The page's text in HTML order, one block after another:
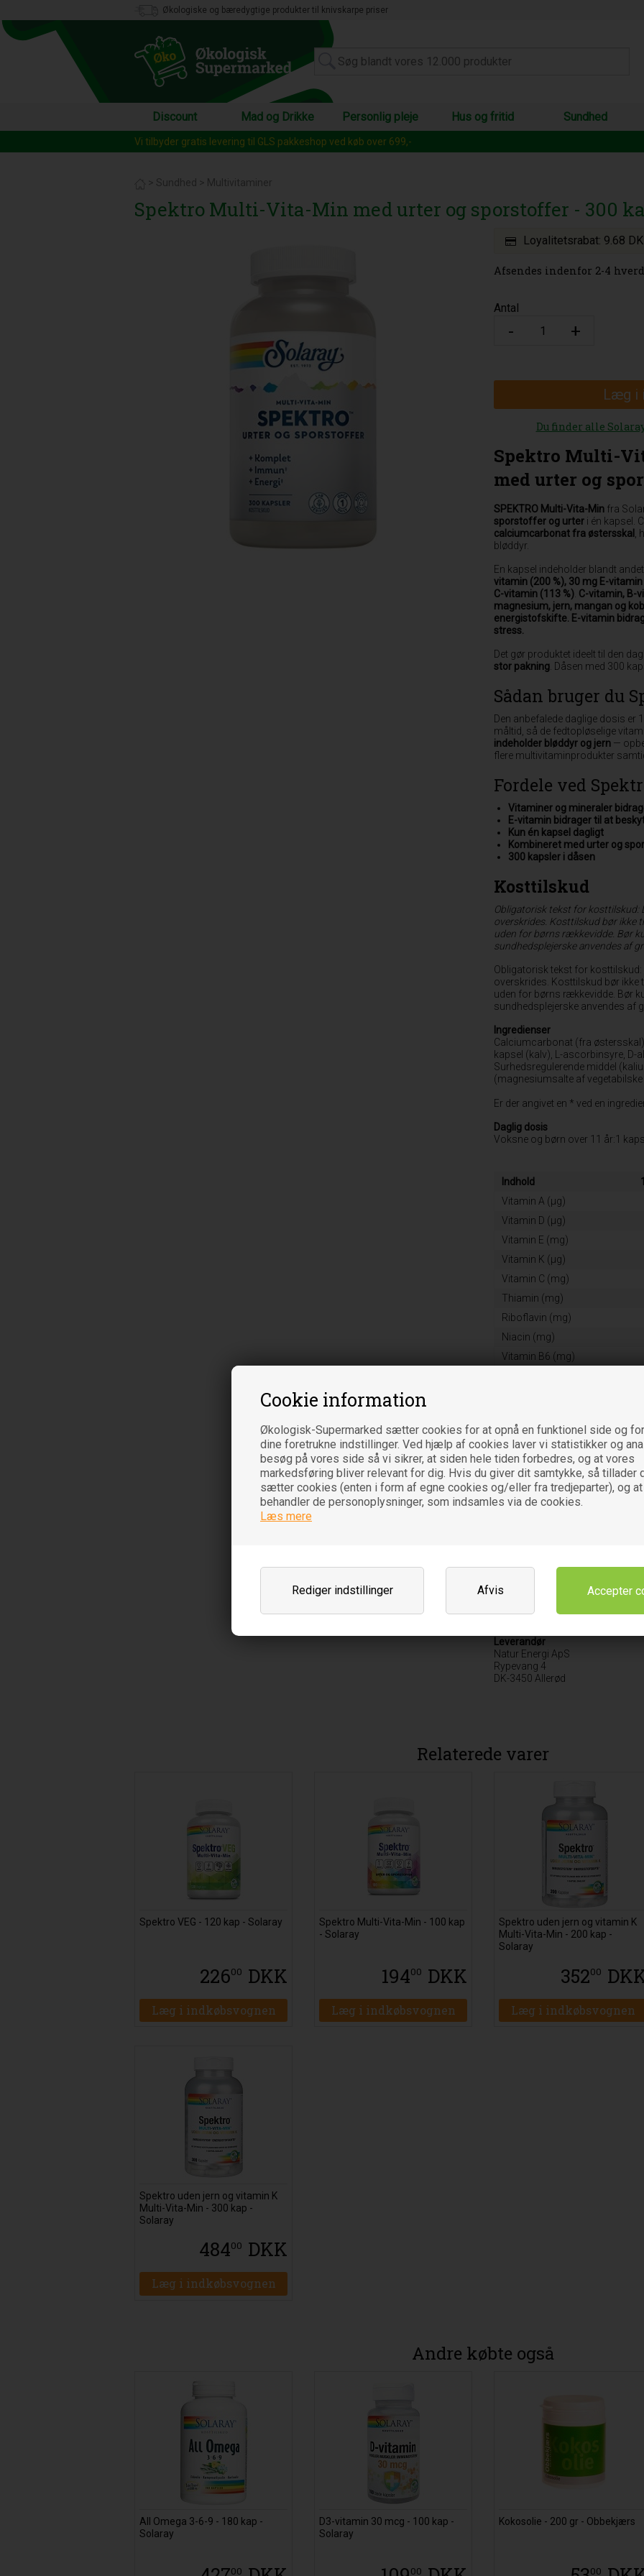
Cookie information
Økologisk-Supermarked sætter cookies for at opnå en funktionel side og
dine foretrukne indstillinger. Ved hjælp af cookies laver vi statistikker og
besøg på vores side så vi sikrer, at siden hele tiden forbedres, og at vores
markedsføring bliver relevant for dig. Hvis du giver dit samtykke, så tillader
sætter cookies (enten i form af egne cookies og/eller fra tredjeparter), og
behandler de personoplysninger, som indsamles via de cookies.
Læs mere
Rediger indstillinger Afvis
Økologiske og bæredygtige produkter til knivskarpe priser
Discount Mad og Drikke Personlig pleje Hus og fritid Sundhed
Vi tilbyder gratis levering til GLS pakkeshop ved køb over 699,-
> Sundhed > Multivitaminer
Spektro Multi-Vita-Min med urter og sporstoffer - 300
Loyalitetsrabat: 9.68
Afsendes indenfor 2-4
Antal
Læg i
Du finder alle
Spektro Multi-
med urter og
SPEKTRO Multi-Vita-Min fra
sporstoffer og urter i én kapsel.
calciumcarbonat fra østersskal ,
bløddyr.
En kapsel indeholder blandt andet
vitamin (200 %), 30 mg E-
C-vitamin (113 %). C-vitamin, B-
magnesium, jern, mangan og
energistofskifte. E-vitamin
stress.
Det gør produktet ideelt til den
stor pakning. Dåsen med 300
Sådan bruger du
Den anbefalede daglige dosis er
måltid, så de fedtopløselige
indeholder bløddyr og jern —
flere multivitaminprodukter
Fordele ved
Vitaminer og mineraler
E-vitamin bidrager til at
Kun én kapsel dagligt
Kombineret med urter og
300 kapsler i dåsen
Kosttilskud
Obligatorisk tekst for kosttilskud:
overskrides. Kosttilskud bør ikke
uden for børns rækkevidde. Bør
sundhedsplejerske anvendes af
Obligatorisk tekst for kosttilskud:
overskrides. Kosttilskud bør ikke
uden for børns rækkevidde. Bør
sundhedsplejerske anvendes af
Ingredienser
Calciumcarbonat (fra
kapsel (kalv), L-ascorbinsyre,
Surhedsregulerende middel
(magnesiumsalte af
Er der angivet en * ved en
Daglig dosis
Voksne og børn over 11 år:1
Indhold
Vitamin A (μg)
Vitamin D (μg)
Vitamin E (mg)
Vitamin K (μg)
Vitamin C (mg)
Thiamin (mg)
Riboflavin (mg)
Niacin (mg)
Vitamin B6 (mg)
Pantothensyre (mg)
Calcium (mg)
Magnesium (mg)
Jern (mg)
Selen (μg)
Chrom (μg)
Kosttilskud
Leverandør
Natur Energi ApS
Rypevang 4
DK-3450 Allerød
Relaterede varer
Spektro VEG - 120 kap - Solaray
22600 DKK
Læg i indkøbsvognen
Spektro Multi-Vita-Min - 100 kap
- Solaray
19400 DKK
Læg i indkøbsvognen
Spektro uden jern og vitamin K
Multi-Vita-Min - 200 kap -
Solaray
35200
Læg i indkøbsvognen
Spektro uden jern og vitamin K
Multi-Vita-Min - 300 kap -
Solaray
48400 DKK
Læg i indkøbsvognen
Andre købte også
All Omega 3-6-9 - 180 kap -
Solaray
00
D3-vitamin 30 mcg - 100 kap -
Solaray
00
Kokosolie - 200 gr - Obbekjærs
00